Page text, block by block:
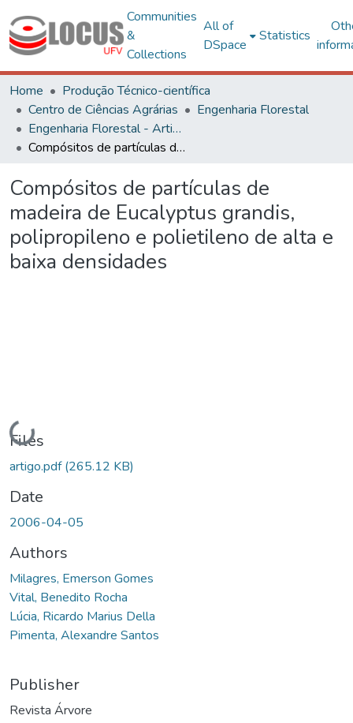
Communities
&
Collections
All of
DSpace
Statistics
Home
Produção Técnico-científica
Centro de Ciências Agrárias
Engenharia Florestal
Engenharia Florestal - Artigos
Compósitos de partículas de madeira de Eucalyptus grandis, polipropileno e polietileno de alta e baixa densidades
Compósitos de partículas de
madeira de Eucalyptus grandis,
polipropileno e polietileno de alta e
baixa densidades
Loading...
Files
artigo.pdf(265.12 KB)
Date
2006-04-05
Authors
Milagres, Emerson Gomes
Vital, Benedito Rocha
Lúcia, Ricardo Marius Della
Pimenta, Alexandre Santos
Publisher
Revista Árvore